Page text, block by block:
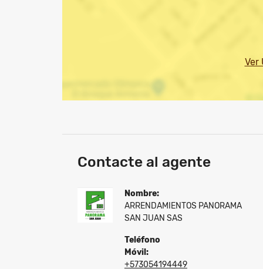
Ver
Contacte al agente
Nombre:
ARRENDAMIENTOS PANORAMA
SAN JUAN SAS
Teléfono
Móvil:
+573054194449